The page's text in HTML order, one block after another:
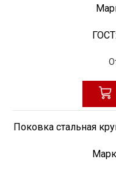
ГОСТ:
Поковка стальная